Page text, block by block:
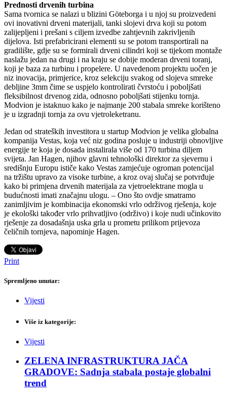
Prednosti drvenih turbina
Sama tvornica se nalazi u blizini Göteborga i u njoj su proizvedeni
ovi inovativni drveni materijali, tanki slojevi drva koji su potom
zalijepljeni i prešani s ciljem izvedbe zahtjevnih zakrivljenih
dijelova. Isti prefabricirani elementi su se potom transportirali na
gradilište, gdje su se formirali drveni cilindri koji se tijekom montaže
naslažu jedan na drugi i na kraju se dobije moderan drveni toranj,
koji je baza za turbinu i propelere. U navedenom projektu uočen je
niz inovacija, primjerice, kroz selekciju svakog od slojeva smreke
debljine 3mm čime se uspjelo kontrolirati čvrstoću i poboljšati
fleksibilnost drvenog zida, odnosno poboljšati stijenku tornja.
Modvion je istaknuo kako je najmanje 200 stabala smreke korišteno
je u izgradnji tornja za ovu vjetroleketranu.
Jedan od strateških investitora u startup Modvion je velika globalna
kompanija Vestas, koja već niz godina posluje u industriji obnovljive
energije te koja je dosada instalirala više od 170 turbina diljem
svijeta. Jan Hagen, njihov glavni tehnološki direktor za sjevernu i
središnju Europu ističe kako Vestas zamjećuje ogroman potencijal
na tržištu upravo za visoke turbine, a kroz ovaj slučaj se potvrđuje
kako bi primjena drvenih materijala za vjetroelektrane mogla u
budućnosti imati značajnu ulogu. – Ono što ovdje smatramo
zanimljivim je kombinacija ekonomski vrlo održivog rješenja, koje
je ekološki također vrlo prihvatljivo (održivo) i koje nudi učinkovito
rješenje za dosadašnja uska grla u prometu prilikom prijevoza
čeličnih tornjeva, napominje Hagen.
Print
Spremljeno unutar:
Vijesti
Više iz kategorije:
Vijesti
ZELENA INFRASTRUKTURA JAČA
GRADOVE: Sadnja stabala postaje globalni
trend